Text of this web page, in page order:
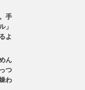
手
」
よ
ん
つ
わ